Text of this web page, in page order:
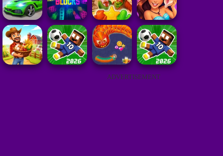
ADVERTISEMENT